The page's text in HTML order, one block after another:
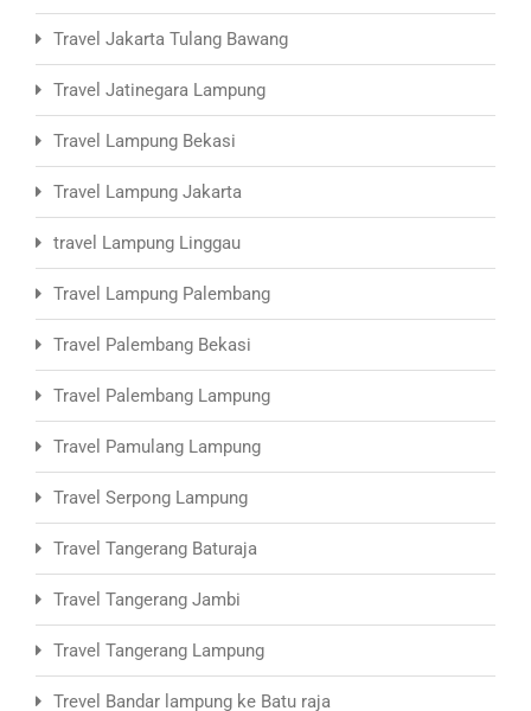
Travel Jakarta Tulang Bawang
Travel Jatinegara Lampung
Travel Lampung Bekasi
Travel Lampung Jakarta
travel Lampung Linggau
Travel Lampung Palembang
Travel Palembang Bekasi
Travel Palembang Lampung
Travel Pamulang Lampung
Travel Serpong Lampung
Travel Tangerang Baturaja
Travel Tangerang Jambi
Travel Tangerang Lampung
Trevel Bandar lampung ke Batu raja